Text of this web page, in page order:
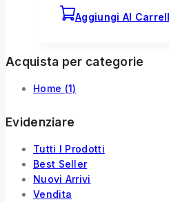
Aggiungi Al
Acquista per categorie
Home (1)
Evidenziare
Tutti I Prodotti
Best Seller
Nuovi Arrivi
Vendita